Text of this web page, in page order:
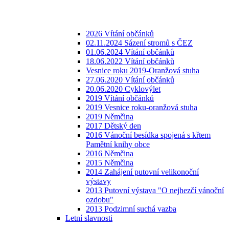
2026 Vítání občánků
02.11.2024 Sázení stromů s ČEZ
01.06.2024 Vítání občánků
18.06.2022 Vítání občánků
Vesnice roku 2019-Oranžová stuha
27.06.2020 Vítání občánků
20.06.2020 Cyklovýlet
2019 Vítání občánků
2019 Vesnice roku-oranžová stuha
2019 Němčina
2017 Dětský den
2016 Vánoční besídka spojená s křtem
Pamětní knihy obce
2016 Němčina
2015 Němčina
2014 Zahájení putovní velikonoční
výstavy
2013 Putovní výstava "O nejhezčí vánoční
ozdobu"
2013 Podzimní suchá vazba
Letní slavnosti